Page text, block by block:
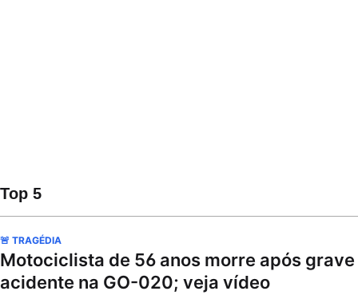
Top 5
🚨 TRAGÉDIA
Motociclista de 56 anos morre após grave
acidente na GO-020; veja vídeo